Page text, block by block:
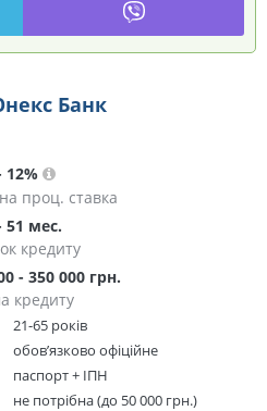
Банк
12%
проц. ставка
51 мес.
кредиту
- 350 000 грн.
кредиту
21-65 років
обов’язково офіційне
паспорт + ІПН
не потрібна (до 50 000 грн.)